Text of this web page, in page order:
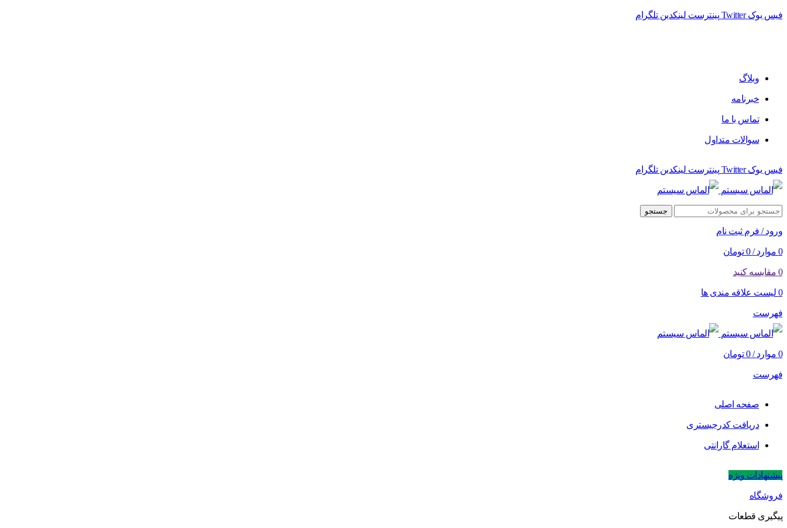
فیس بوک Twitter پینترست لینکدین تلگرام
وبلاگ
خبرنامه
تماس با ما
سوالات متداول
فیس بوک Twitter پینترست لینکدین تلگرام
جستجو
ورود / فرم ثبت نام
0 موارد /
0 تومان
0 مقایسه کنید
0 لیست علاقه مندی ها
فهرست
0 موارد /
0 تومان
فهرست
صفحه اصلی
دریافت کدرجیستری
استعلام گارانتی
پیشنهادات ویژه
فروشگاه
پیگیری قطعات